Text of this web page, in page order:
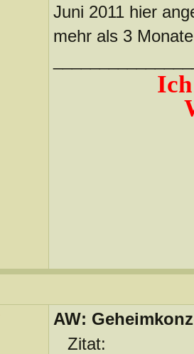
Juni 2011 hier
mehr als 3
AW:
Zitat: